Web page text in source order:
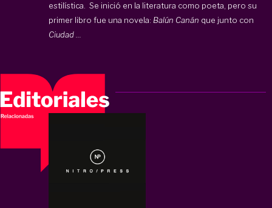
estilística. Se inició en la literatura como poeta, pero su
primer libro fue una novela: Balún Canán que junto con
Ciudad ...